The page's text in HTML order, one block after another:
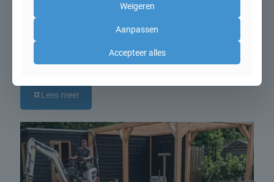
Consument kiest bij tuinmeubels steeds
vaker voor kleur
Lees meer
Weigeren
Aanpassen
Accepteer alles